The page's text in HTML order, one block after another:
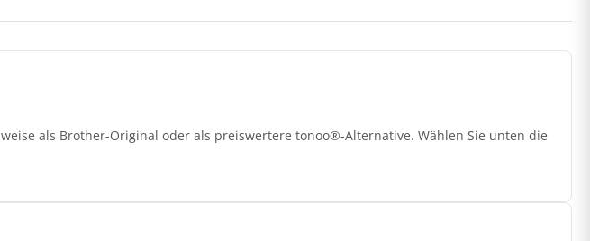
als Brother-Original oder als preiswertere tonoo®-Alternative. Wählen Sie unten die